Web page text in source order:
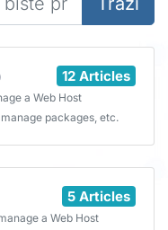
12 Articles
a Web Host
packages, etc.
5 Articles
a Web Host